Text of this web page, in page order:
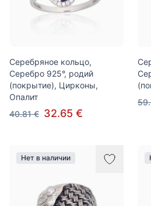
Серебряное кольцо,
Серебро 925°, родий
(покрытие), Цирконы,
Опалит
40.81 € 32.65 €
Нет в наличии